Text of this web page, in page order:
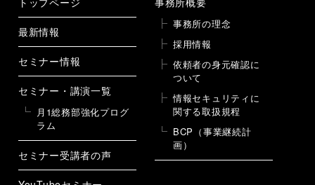
最新情報
セミナー情報
セミナー・講演一覧
月1総務部強化プログ
ラム
セミナー受講者の声
事務所の理念
採用情報
依頼者の身元確認に
ついて
情報セキュリティに
関する取扱規程
BCP（事業継続計
画）